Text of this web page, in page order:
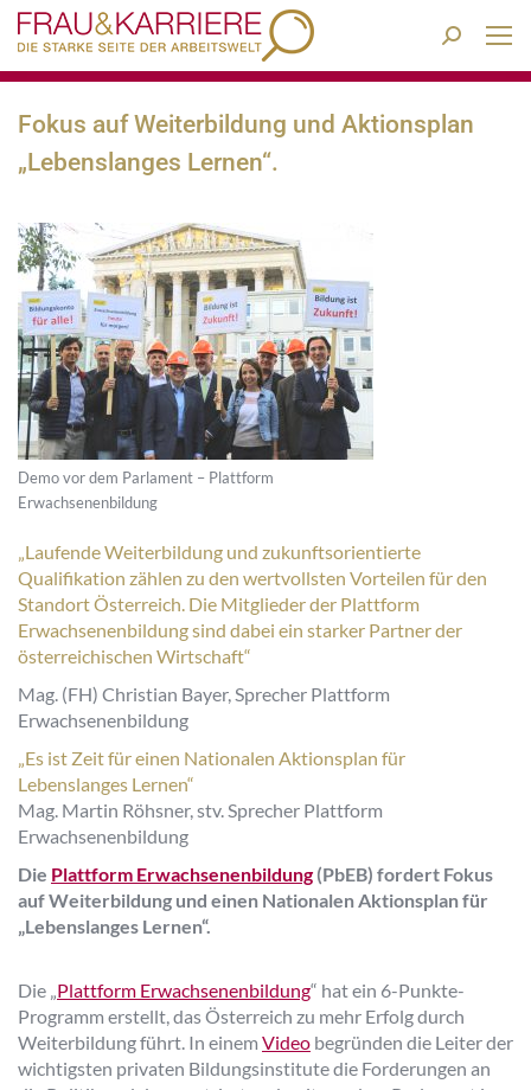
Search:
Fokus auf Weiterbildung und Aktionsplan
„Lebenslanges Lernen“.
Demo vor dem Parlament – Plattform
Erwachsenenbildung
„Laufende Weiterbildung und zukunftsorientierte
Qualifikation zählen zu den wertvollsten Vorteilen für den
Standort Österreich. Die Mitglieder der Plattform
Erwachsenenbildung sind dabei ein starker Partner der
österreichischen Wirtschaft“
Mag. (FH) Christian Bayer, Sprecher Plattform
Erwachsenenbildung
„Es ist Zeit für einen Nationalen Aktionsplan für
Lebenslanges Lernen“
Mag. Martin Röhsner, stv. Sprecher Plattform
Erwachsenenbildung
Die Plattform Erwachsenenbildung(PbEB) fordert Fokus
auf Weiterbildung und einen Nationalen Aktionsplan für
„Lebenslanges Lernen“.
Die „Plattform Erwachsenenbildung“ hat ein 6-Punkte-
Programm erstellt, das Österreich zu mehr Erfolg durch
Weiterbildung führt. In einem Video begründen die Leiter der
wichtigsten privaten Bildungsinstitute die Forderungen an